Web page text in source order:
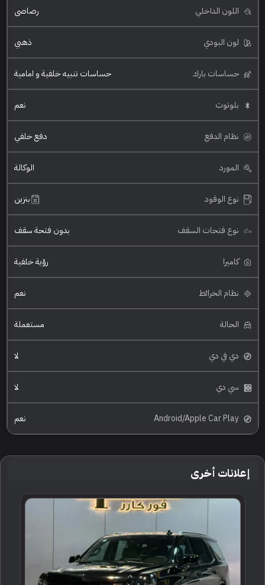
اللون الداخلي رصاصي
لون البودي ذهبي
حساسات بارك حساسات تنبيه خلفية و امامية
بلوتوث نعم
نظام الدفع دفع خلفي
المورد الوكالة
نوع الوقود بنزين
نوع فتحات السقف بدون فتحة سقف
كاميرا رؤية خلفية
نظام الخرائط نعم
الحالة مستعملة
دي في دي لا
سي دي لا
Android/Apple Car Play نعم
إعلانات أخرى